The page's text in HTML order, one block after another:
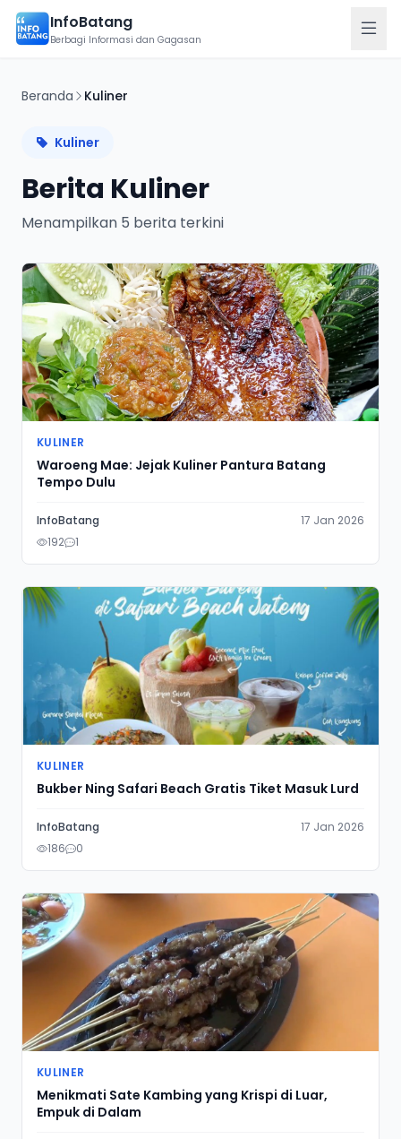
InfoBatang
Berbagi Informasi dan Gagasan
Terkini
Kategori berita
Esai
Kabar
Kriminal
Kuliner
Olahraga
Pemerintahan
Politik
UMKM
Karir
Pelaporan
Laporkan kejadian
Tulis Artikel
Sampaikan gagasan Anda
Tentang
Informasi tentang kami
Beranda Kuliner
Kuliner
Berita Kuliner
Menampilkan 5 berita terkini
KULINER
Waroeng Mae: Jejak Kuliner Pantura Batang
Tempo Dulu
InfoBatang
17 Jan 2026
192
1
KULINER
Bukber Ning Safari Beach Gratis Tiket Masuk Lurd
InfoBatang
17 Jan 2026
186
0
KULINER
Menikmati Sate Kambing yang Krispi di Luar,
Empuk di Dalam